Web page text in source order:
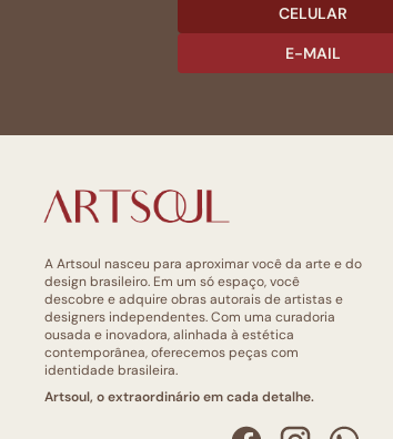
CELULAR
E-MAIL
A Artsoul nasceu para aproximar você da arte e do
design brasileiro. Em um só espaço, você
descobre e adquire obras autorais de artistas e
designers independentes. Com uma curadoria
ousada e inovadora, alinhada à estética
contemporânea, oferecemos peças com
identidade brasileira.
Artsoul, o extraordinário em cada detalhe.